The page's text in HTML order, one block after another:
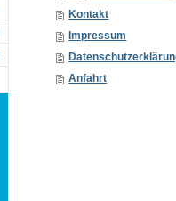
Kontakt
Impressum
Anfahrt